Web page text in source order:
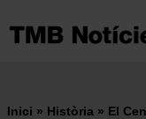
contingut
Inici Història El